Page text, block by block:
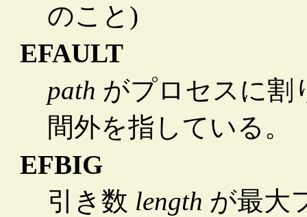
のこと)
EFAULT
path がプロセスに割
間外を指している。
EFBIG
引き数 length が最大